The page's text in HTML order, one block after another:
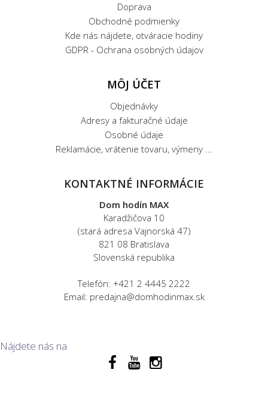
Doprava
Obchodné podmienky
Kde nás nájdete, otváracie hodiny
GDPR - Ochrana osobných údajov
MÔJ ÚČET
Objednávky
Adresy a fakturačné údaje
Osobné údaje
Reklamácie, vrátenie tovaru, výmeny ...
KONTAKTNÉ INFORMÁCIE
Dom hodín MAX
Karadžičova 10
(stará adresa Vajnorská 47)
821 08 Bratislava
Slovenská republika
Telefón: +421 2 4445 2222
Email: predajna@domhodinmax.sk
Nájdete nás na